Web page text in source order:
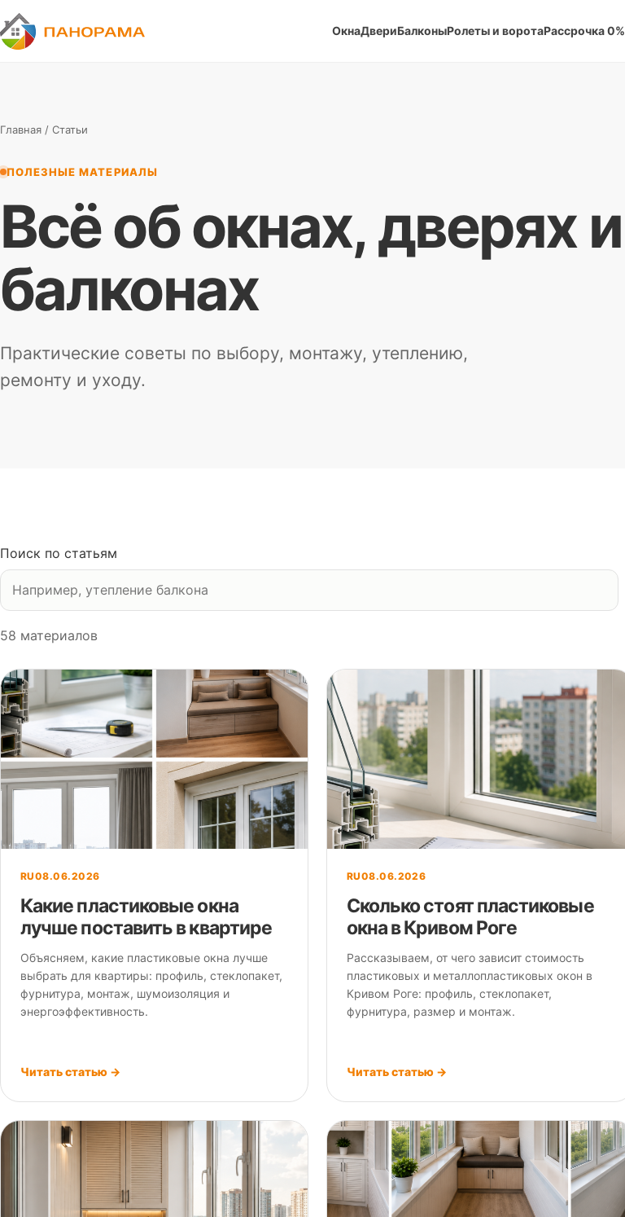
П
Панорама
ОкнаДвериБалконыРолеты и воротаРассрочка 0%
Главная / Статьи
ПОЛЕЗНЫЕ МАТЕРИАЛЫ
Всё об окнах, дверях и
балконах
Практические советы по выбору, монтажу, утеплению,
ремонту и уходу.
Поиск по статьям
58 материалов
RU08.06.2026
Какие пластиковые окна
лучше поставить в квартире
Объясняем, какие пластиковые окна лучше
выбрать для квартиры: профиль, стеклопакет,
фурнитура, монтаж, шумоизоляция и
энергоэффективность.
Читать статью →
RU08.06.2026
Сколько стоят пластиковые
окна в Кривом Роге
Рассказываем, от чего зависит стоимость
пластиковых и металлопластиковых окон в
Кривом Роге: профиль, стеклопакет,
фурнитура, размер и монтаж.
Читать статью →